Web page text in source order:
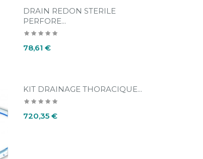
DRAIN REDON STERILE
PERFORE...
Prix
78,61 €
KIT DRAINAGE THORACIQUE...
Prix
720,35 €